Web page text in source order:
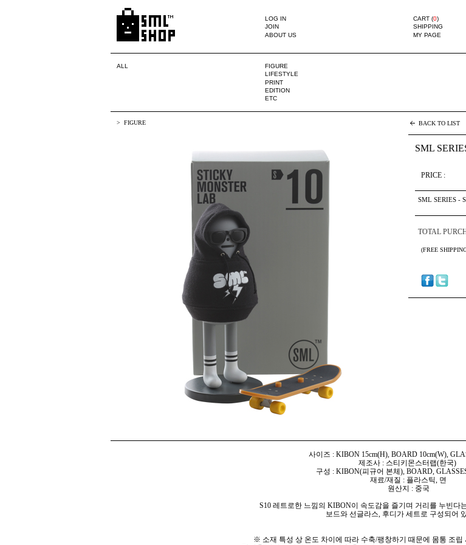
LOG IN
JOIN
ABOUT US
CART (0)
SHIPPING
MY PAGE
ALL
FIGURE
LIFESTYLE
PRINT
EDITION
ETC
FIGURE BACK TO LIST
SML
PRICE :
SML SERIES -
TOTAL
(FREE
사이즈 : KIBON 15cm(H), BOARD 10cm(W),
제조사 : 스티키몬스터랩(한국)
구성 : KIBON(피규어 본체), BOARD,
재료/재질 : 플라스틱, 면
원산지 : 중국
S10 레트로한 느낌의 KIBON이 속도감을 즐기며 거리를 누빈다
보드와 선글라스, 후디가 세트로 구성되어
※ 소재 특성 상 온도 차이에 따라 수축/팽창하기 때문에 몸통 조립